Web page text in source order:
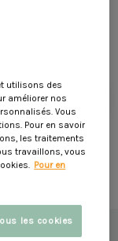
de 1,95 m et
ouvrés
Pay...)
utilisons des
améliorer nos
Vous
Pour en savoir
les traitements
travaillons, vous
Pour en
les cookies